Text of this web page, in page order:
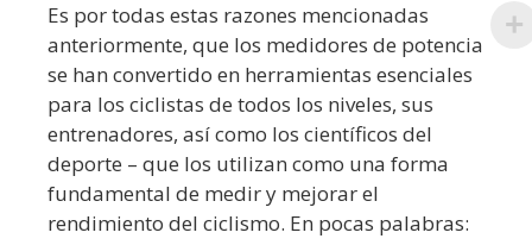
Es por todas estas razones mencionadas
anteriormente, que los medidores de potencia
se han convertido en herramientas esenciales
para los ciclistas de todos los niveles, sus
entrenadores, así como los científicos del
deporte – que los utilizan como una forma
fundamental de medir y mejorar el
rendimiento del ciclismo. En pocas palabras: